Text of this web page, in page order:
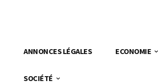
ANNONCES LÉGALES ECONOMIE
SOCIÉTÉ